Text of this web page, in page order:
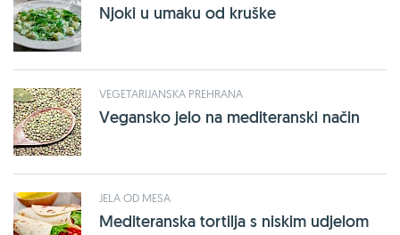
Njoki u umaku od kruške
VEGETARIJANSKA PREHRANA
Vegansko jelo na mediteranski način
JELA OD MESA
Mediteranska tortilja s niskim udjelom